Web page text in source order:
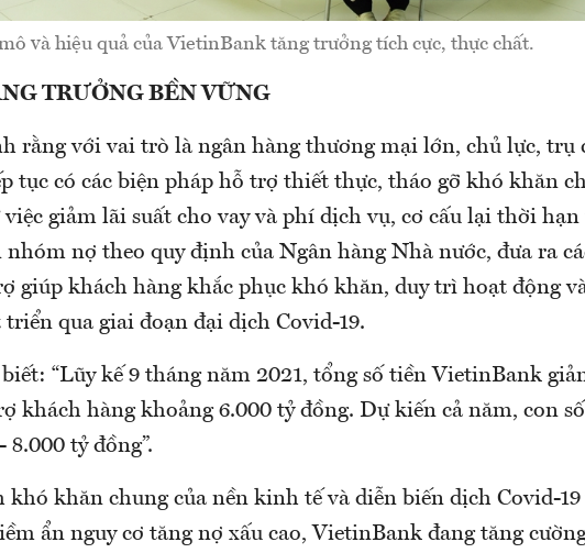
và hiệu quả của VietinBank tăng trưởng tích cực, thực chất.
TRƯỞNG BỀN VỮNG
rằng với vai trò là ngân hàng thương mại lớn, chủ lực, trụ
tục có các biện pháp hỗ trợ thiết thực, tháo gỡ khó khăn
giảm lãi suất cho vay và phí dịch vụ, cơ cấu lại thời
nhóm nợ theo quy định của Ngân hàng Nhà nước, đưa ra
giúp khách hàng khắc phục khó khăn, duy trì hoạt động
qua giai đoạn đại dịch Covid-19.
“Lũy kế 9 tháng năm 2021, tổng số tiền VietinBank
khách hàng khoảng 6.000 tỷ đồng. Dự kiến cả năm, con
8.000 tỷ đồng”.
khó khăn chung của nền kinh tế và diễn biến dịch Covid-19
ẩn nguy cơ tăng nợ xấu cao, VietinBank đang tăng